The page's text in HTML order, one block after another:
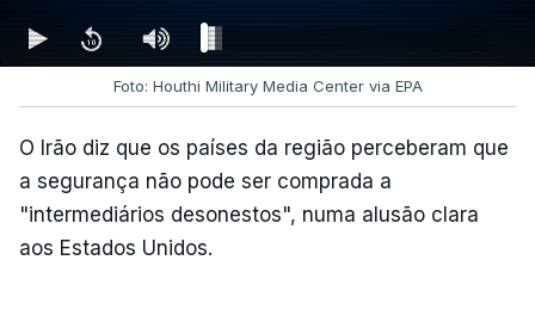
Foto: Houthi Military Media Center via EPA
O Irão diz que os países da região perceberam que
a segurança não pode ser comprada a
"intermediários desonestos", numa alusão clara
aos Estados Unidos.